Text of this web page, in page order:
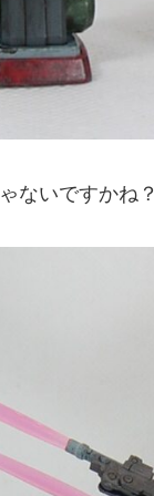
ないですかね